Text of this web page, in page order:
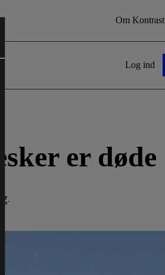
Om Kontrast
Log ind
er døde